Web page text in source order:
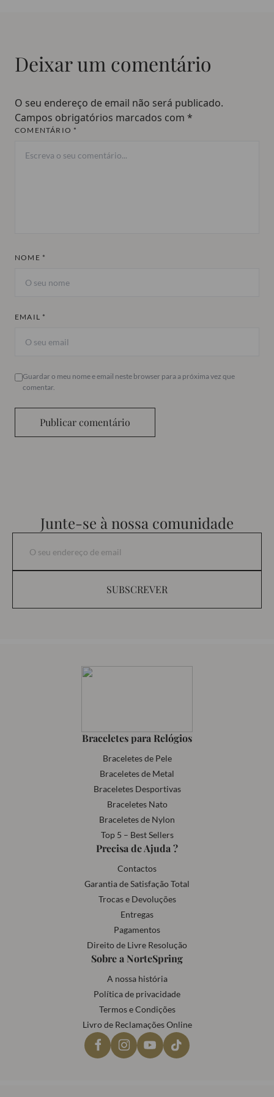
Deixar um comentário
O seu endereço de email não será publicado.
Campos obrigatórios marcados com *
COMENTÁRIO *
NOME *
EMAIL *
Guardar o meu nome e email neste browser para a próxima vez que
comentar.
Publicar comentário
Junte-se à nossa comunidade
SUBSCREVER
Braceletes para Relógios
Braceletes de Pele
Braceletes de Metal
Braceletes Desportivas
Braceletes Nato
Braceletes de Nylon
Top 5 – Best Sellers
Precisa de Ajuda ?
Contactos
Garantia de Satisfação Total
Trocas e Devoluções
Entregas
Pagamentos
Direito de Livre Resolução
Sobre a NorteSpring
A nossa história
Política de privacidade
Termos e Condições
Livro de Reclamações Online